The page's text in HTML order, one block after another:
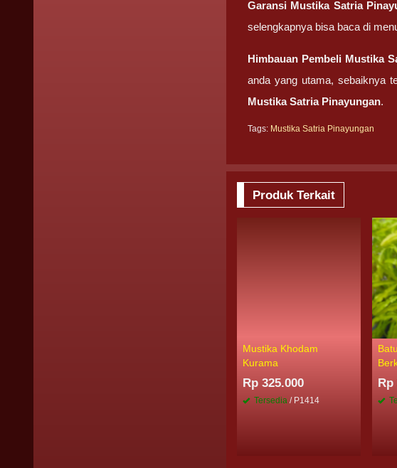
Garansi Mustika Satria
selengkapnya bisa baca di
Himbauan Pembeli Mustika
anda yang utama, sebaiknya
Mustika Satria Pinayungan.
Tags: Mustika Satria Pinayungan
Produk Terkait
Mustika Khodam
Kurama
Rp 325.000
Tersedia / P1414
Rp